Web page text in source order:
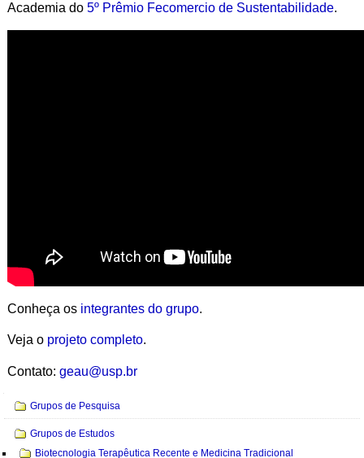
Academia do 5º Prêmio Fecomercio de Sustentabilidade.
Conheça os integrantes do grupo.
Veja o projeto completo.
Contato: geau@usp.br
Grupos de Pesquisa
Grupos de Estudos
Biotecnologia Terapêutica Recente e Medicina Tradicional